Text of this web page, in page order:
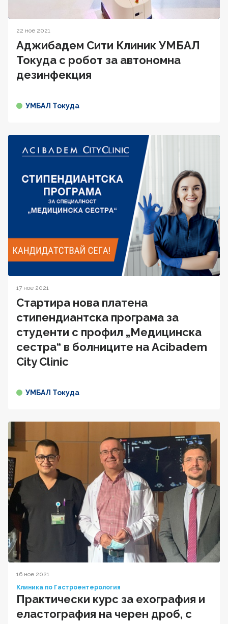
22 ное 2021
Аджибадем Сити Клиник УМБАЛ
Токуда с робот за автономна
дезинфекция
УМБАЛ Токуда
17 ное 2021
Стартира нова платена
стипендиантска програма за
студенти с профил „Медицинска
сестра“ в болниците на Acibadem
City Clinic
УМБАЛ Токуда
16 ное 2021
Клиника по Гастроентерология
Практически курс за ехография и
еластография на черен дроб, с